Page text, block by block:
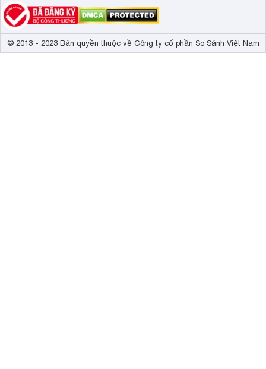
© 2013 - 2023 Bản quyền thuộc về Công ty cổ phần So Sánh Việt Nam